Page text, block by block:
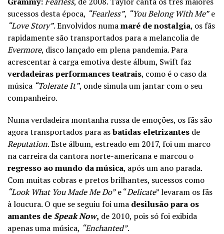
sucessos desta época, “Fearless”, “You Belong With Me”e
“Love Story”. Envolvidos numamaré de nostalgia, os fãs
rapidamente são transportados para a melancolia de
Evermore, disco lançado em plena pandemia. Para
acrescentar à carga emotiva deste álbum, Swift faz
verdadeiras performances teatrais, como é o caso da
música “Tolerate It”, onde simula um jantar com o seu
companheiro.
Numa verdadeira montanha russa de emoções, os fãs são
agora transportados para asbatidas eletrizantes de
Reputation. Este álbum, estreado em 2017, foi um marco
na carreira da cantora norte-americana e marcou o
regresso ao mundo da música, após um ano parada.
Com muitas cobras e pretos brilhantes, sucessos como
“Look What You Made Me Do”e “Delicate” levaram os fãs
à loucura. O que se seguiu foi uma desilusão para os
amantes de Speak Now, de 2010, pois só foi exibida
apenas uma música, “Enchanted”.